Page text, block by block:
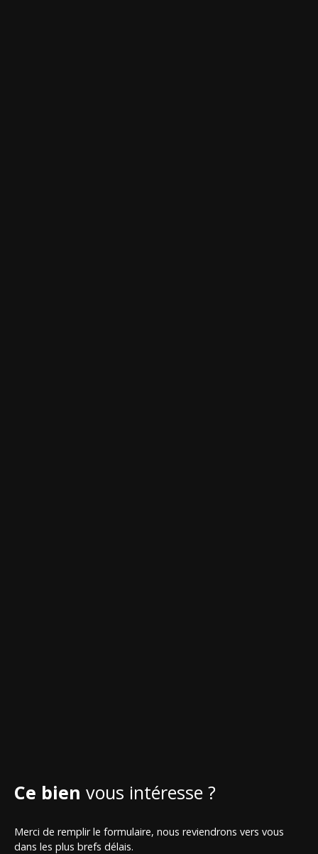
Ce bien vous intéresse ?
Merci de remplir le formulaire, nous reviendrons vers vous
dans les plus brefs délais.